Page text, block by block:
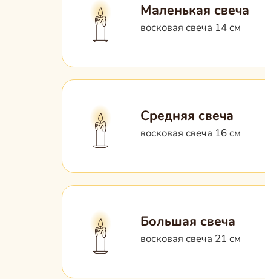
Маленькая свеча
восковая свеча 14 см
Средняя свеча
восковая свеча 16 см
Большая свеча
восковая свеча 21 см